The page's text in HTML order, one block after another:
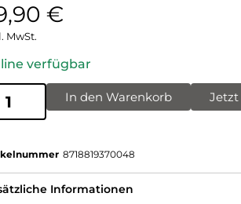
€
MwSt.
verfügbar
In den Warenkorb Jetzt
8718819370048
Informationen